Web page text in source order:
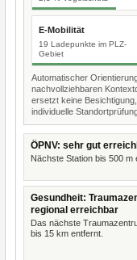
E-Mobilität
19 Ladepunkte im PLZ-
Gebiet
Automatischer
nachvollziehbaren
ersetzt keine
individuelle
ÖPNV: sehr gut
Nächste Station bis 500 m
Gesundheit:
regional erreichbar
Das nächste
bis 15 km entfernt.